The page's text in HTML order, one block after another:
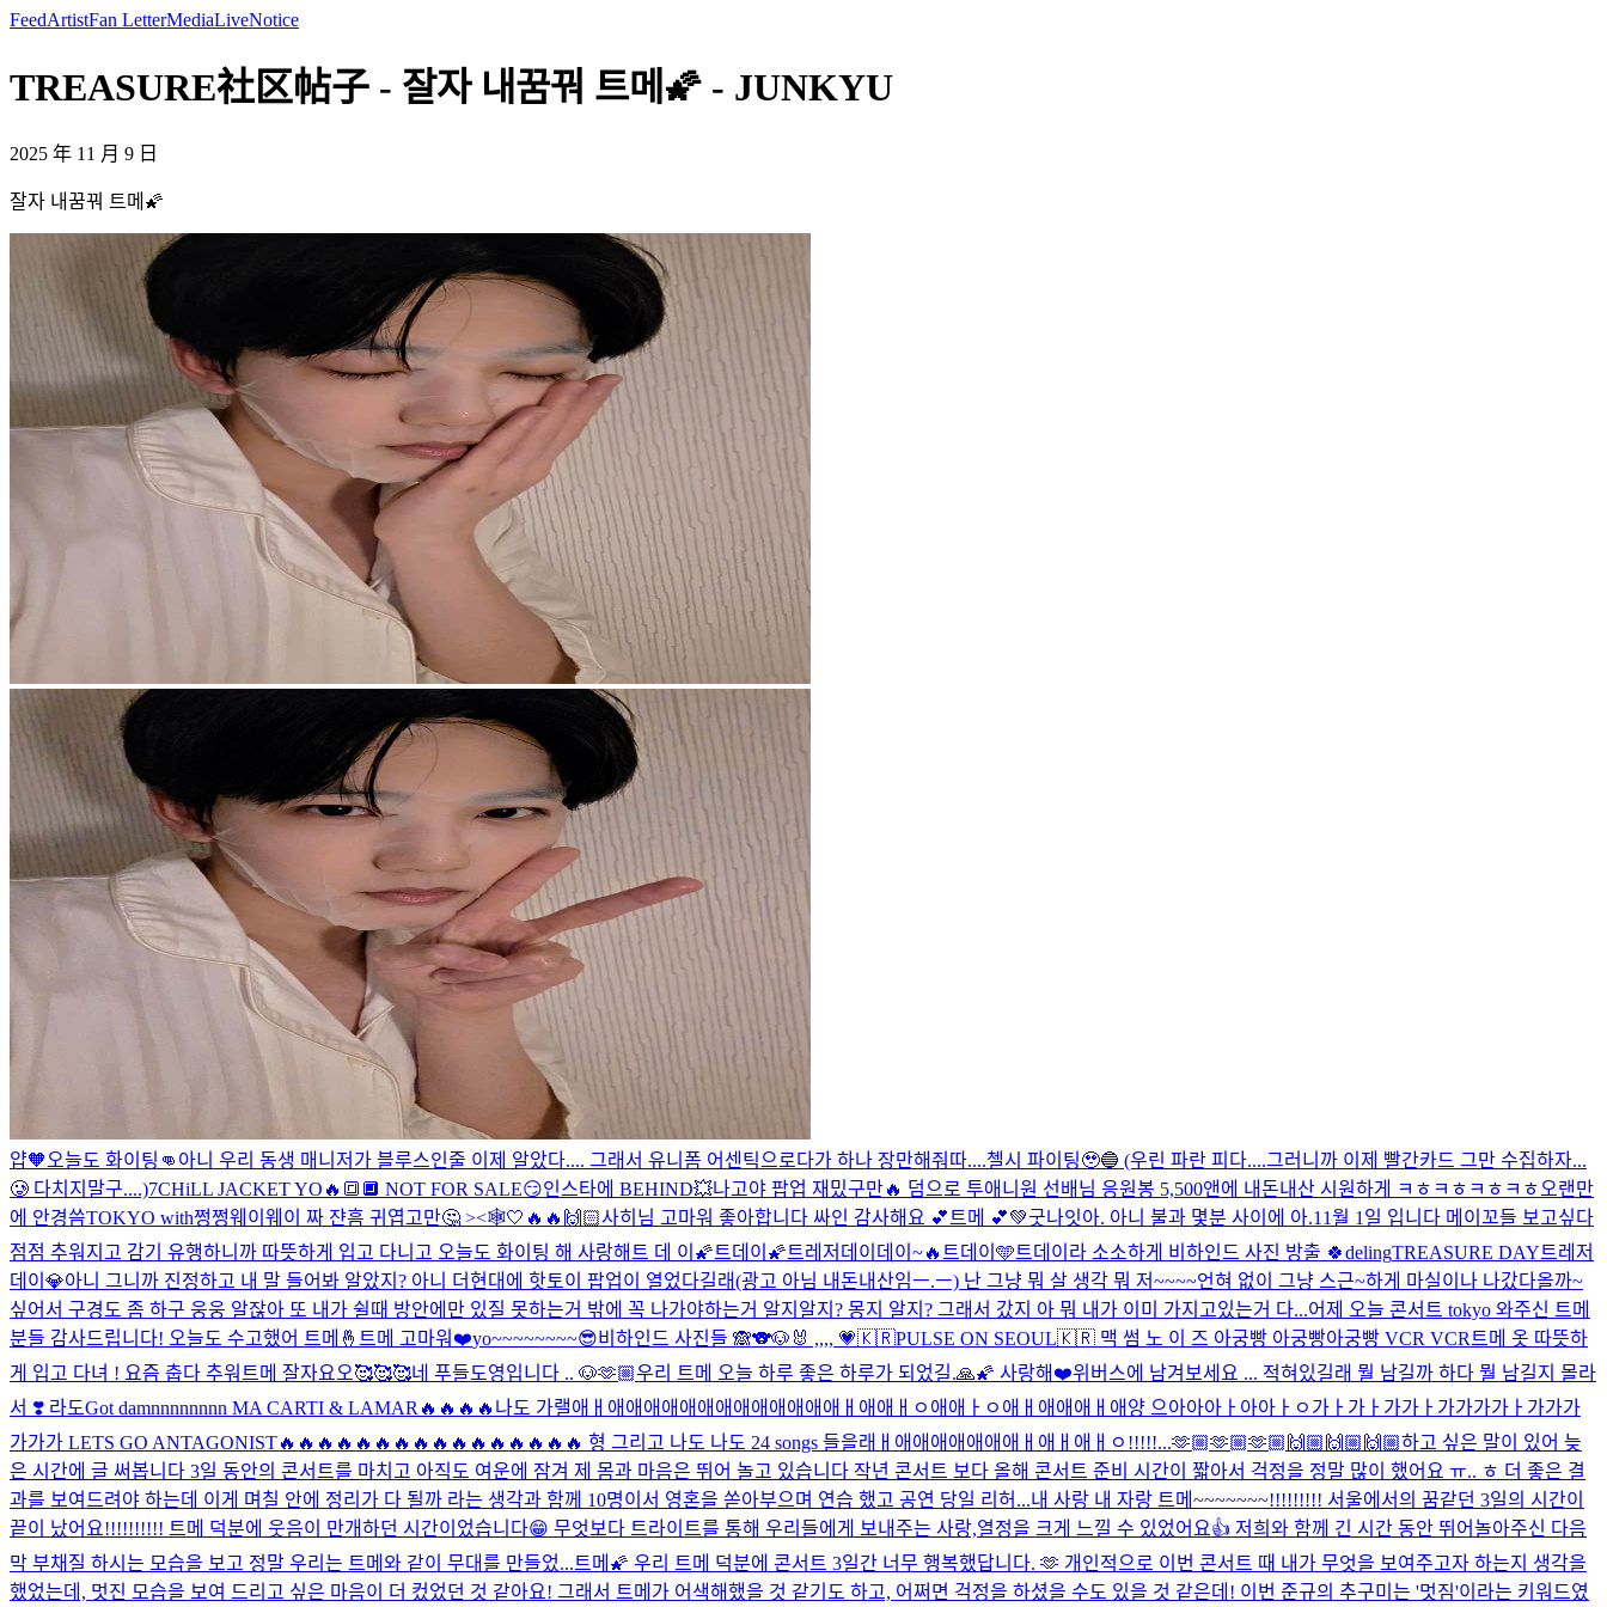
FeedArtistFan LetterMediaLiveNotice
TREASURE社区帖子 - 잘자 내꿈꿔 트메🌠 - JUNKYU
2025 年 11 月 9 日
잘자 내꿈꿔 트메🌠
얍🧡 오늘도 화이팅👊 아니 우리 동생 매니저가 블루스인줄 이제 알았다.... 그래서 유니폼 어센틱으로다가 하나 장만해줘따....첼시 파이팅🥹🔵 (우린 파란 피다....그러니까 이제 빨간카드 그만 수집하자...
🥲 다치지말구....)7CHiLL JACKET YO🔥🔳🔲 NOT FOR SALE😏인스타에 BEHIND💥나고야 팝업 재밌구만🔥 덤으로 투애니원 선배님 응원봉 5,500앤에 내돈내산 시원하게 ㅋㅎㅋㅎㅋㅎㅋㅎ 오랜만
에 안경씀TOKYO with쩡쩡웨이웨이 짜 쟌흠 귀엽고만🤔 ><🕸️🤍 🔥🔥 🙌🏻사히님 고마워 좋아합니다 싸인 감사해요 💕 트메 💕💚굿나잇아. 아니 불과 몇분 사이에 아.11월 1일 입니다 메이꼬들 보고싶다
점점 추워지고 감기 유행하니까 따뜻하게 입고 다니고 오늘도 화이팅 해 사랑해 트 데 이 🌠트데이🌠트레저데이데이~🔥 트데이🩵트데이라 소소하게 비하인드 사진 방출 🍀delingTREASURE DAY트레저
데이💎아니 그니까 진정하고 내 말 들어봐 알았지? 아니 더현대에 핫토이 팝업이 열었다길래(광고 아님 내돈내산임ㅡ.ㅡ) 난 그냥 뭐 살 생각 뭐 저~~~~언혀 없이 그냥 스근~하게 마실이나 나갔다올까~
싶어서 구경도 좀 하구 웅웅 알잖아 또 내가 쉴때 방안에만 있질 못하는거 밖에 꼭 나가야하는거 알지알지? 몽지 알지? 그래서 갔지 아 뭐 내가 이미 가지고있는거 다...어제 오늘 콘서트 tokyo 와주신 트메
분들 감사드립니다! 오늘도 수고했어 트메🤞 트메 고마워❤️yo~~~~~~~~😎비하인드 사진들 🙈🐨🐶🐰 ,,,, 💗🇰🇷PULSE ON SEOUL🇰🇷 맥 썸 노 이 즈 아궁빵 아궁빵아궁빵 VCR VCR 트메 옷 따뜻하
게 입고 다녀 ! 요즘 춥다 추워 트메 잘자요오🥰🥰🥰네 푸들도영입니다 .. 🐶🫶🏼우리 트메 오늘 하루 좋은 하루가 되었길.🙏🌠 사랑해❤️위버스에 남겨보세요 ... 적혀있길래 뭘 남길까 하다 뭘 남길지 몰라
서 ❣️ 라도Got damnnnnnnnn MA CARTI & LAMAR🔥🔥🔥🔥나도 가랠애ㅐ애애애애애애애애애애애애애ㅐ애애ㅐㅇ애애ㅏㅇ애ㅐ애애애ㅐ애양 으아아아ㅏ아아ㅏㅇ가ㅏ가ㅏ가가ㅏ가가가가ㅏ가가가
가가가 LETS GO ANTAGONIST🔥🔥🔥🔥🔥🔥🔥🔥🔥🔥🔥🔥🔥🔥🔥🔥 형 그리고 나도 나도 24 songs 들을래ㅐ애애애애애애애ㅐ애ㅐ애ㅐㅇ!!!!!...🫶🏼🫶🏼🫶🏼🙌🏼🙌🏼🙌🏼하고 싶은 말이 있어 늦
은 시간에 글 써봅니다 3일 동안의 콘서트를 마치고 아직도 여운에 잠겨 제 몸과 마음은 뛰어 놀고 있습니다 작년 콘서트 보다 올해 콘서트 준비 시간이 짧아서 걱정을 정말 많이 했어요 ㅠ.. ㅎ 더 좋은 결
과를 보여드려야 하는데 이게 며칠 안에 정리가 다 될까 라는 생각과 함께 10명이서 영혼을 쏟아부으며 연습 했고 공연 당일 리허...내 사랑 내 자랑 트메~~~~~~~!!!!!!!!! 서울에서의 꿈같던 3일의 시간이
끝이 났어요!!!!!!!!!! 트메 덕분에 웃음이 만개하던 시간이었습니다😁 무엇보다 트라이트를 통해 우리들에게 보내주는 사랑,열정을 크게 느낄 수 있었어요👍 저희와 함께 긴 시간 동안 뛰어놀아주신 다음
막 부채질 하시는 모습을 보고 정말 우리는 트메와 같이 무대를 만들었...트메🌠 우리 트메 덕분에 콘서트 3일간 너무 행복했답니다. 🫶 개인적으로 이번 콘서트 때 내가 무엇을 보여주고자 하는지 생각을
했었는데, 멋진 모습을 보여 드리고 싶은 마음이 더 컸었던 것 같아요! 그래서 트메가 어색해했을 것 같기도 하고, 어쩌면 걱정을 하셨을 수도 있을 것 같은데! 이번 준규의 추구미는 '멋짐'이라는 키워드였